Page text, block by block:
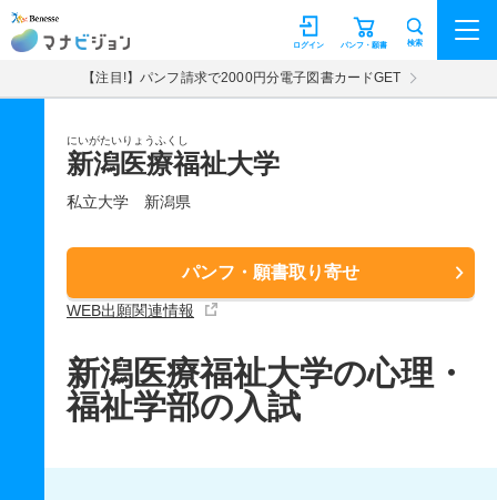
マナビジョン パンフ・願書
ログイン 検索
【注目!】パンフ請求で2000円分電子図書カードGET
にいがたいりょうふくし
新潟医療福祉大学
私立大学 新潟県
パンフ・願書取り寄せ
WEB出願関連情報
新潟医療福祉大学の心理・
福祉学部の入試